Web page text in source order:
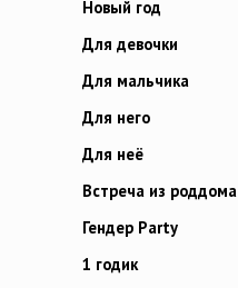
Новый год
Для девочки
Для мальчика
Для него
Для неё
Встреча из роддома
Гендер Party
1 годик